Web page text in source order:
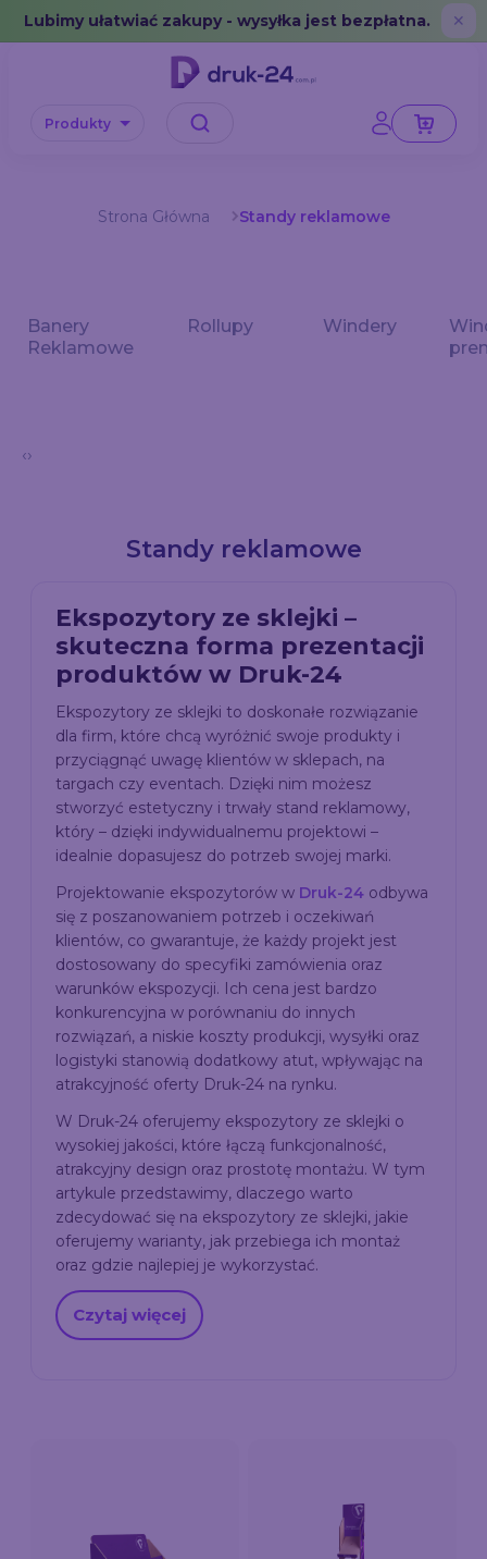
Error: No data in cache or invalid format
Lubimy ułatwiać zakupy - wysyłka jest bezpłatna. ✕
Produkty
Strona Główna Standy reklamowe
Banery
Reklamowe
Rollupy Windery
‹›
Standy reklamowe
Ekspozytory ze sklejki –
skuteczna forma prezentacji
produktów w Druk-24
Ekspozytory ze sklejki to doskonałe rozwiązanie
dla firm, które chcą wyróżnić swoje produkty i
przyciągnąć uwagę klientów w sklepach, na
targach czy eventach. Dzięki nim możesz
stworzyć estetyczny i trwały stand reklamowy,
który – dzięki indywidualnemu projektowi –
idealnie dopasujesz do potrzeb swojej marki.
Projektowanie ekspozytorów w Druk-24 odbywa
się z poszanowaniem potrzeb i oczekiwań
klientów, co gwarantuje, że każdy projekt jest
dostosowany do specyfiki zamówienia oraz
warunków ekspozycji. Ich cena jest bardzo
konkurencyjna w porównaniu do innych
rozwiązań, a niskie koszty produkcji, wysyłki oraz
logistyki stanowią dodatkowy atut, wpływając na
atrakcyjność oferty Druk-24 na rynku.
W Druk-24 oferujemy ekspozytory ze sklejki o
wysokiej jakości, które łączą funkcjonalność,
atrakcyjny design oraz prostotę montażu. W tym
artykule przedstawimy, dlaczego warto
zdecydować się na ekspozytory ze sklejki, jakie
oferujemy warianty, jak przebiega ich montaż
oraz gdzie najlepiej je wykorzystać.
Czytaj więcej